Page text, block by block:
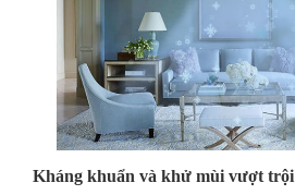
Kháng khuẩn và khử mùi vượt trội